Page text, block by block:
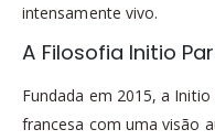
intensamente vivo.
A Filosofia Initio
Fundada em 2015, a
francesa com uma visão